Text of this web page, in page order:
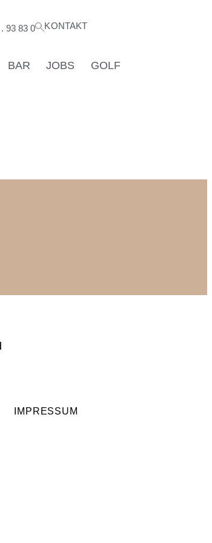
93 83 0 KONTAKT
BAR JOBS GOLF
IMPRESSUM